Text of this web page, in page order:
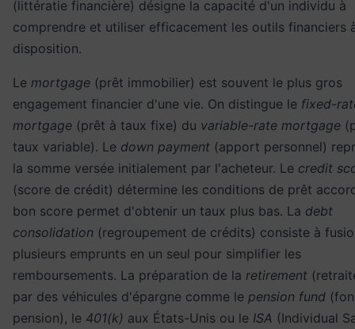
(littératie financière) désigne la capacité d'un individu à
comprendre et utiliser efficacement les outils financiers
disposition.
Le mortgage (prêt immobilier) est souvent le plus gros
engagement financier d'une vie. On distingue le fixed-
mortgage (prêt à taux fixe) du variable-rate mortgage
taux variable). Le down payment (apport personnel)
la somme versée initialement par l'acheteur. Le credit
(score de crédit) détermine les conditions de prêt
bon score permet d'obtenir un taux plus bas. La debt
consolidation (regroupement de crédits) consiste à
plusieurs emprunts en un seul pour simplifier les
remboursements. La préparation de la retirement
par des véhicules d'épargne comme le pension fund
pension), le 401(k) aux États-Unis ou le ISA (Individual